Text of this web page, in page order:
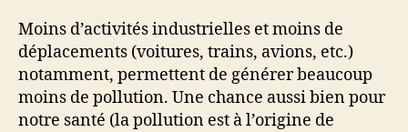
Moins d’activités industrielles et moins de
déplacements (voitures, trains, avions, etc.)
notamment, permettent de générer beaucoup
moins de pollution. Une chance aussi bien pour
notre santé (la pollution est à l’origine de